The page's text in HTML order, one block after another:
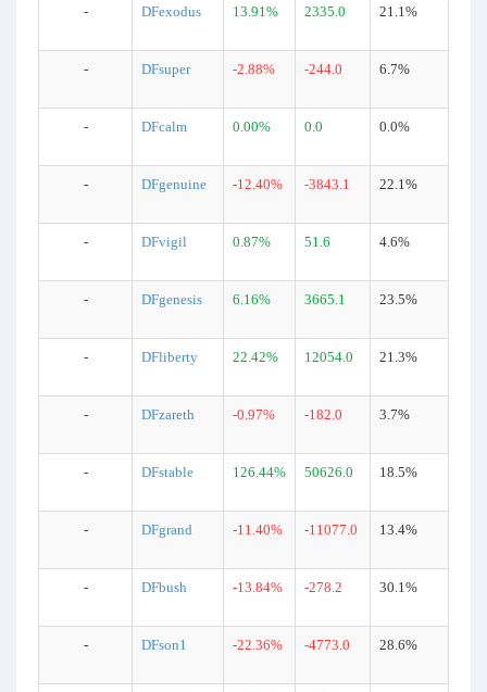
- DFexodus 13.91% 2335.0 21.1%
- DFsuper -2.88% -244.0 6.7%
- DFcalm 0.00% 0.0 0.0%
- DFgenuine -12.40% -3843.1 22.1%
- DFvigil 0.87% 51.6 4.6%
- DFgenesis 6.16% 3665.1 23.5%
- DFliberty 22.42% 12054.0 21.3%
- DFzareth -0.97% -182.0 3.7%
- DFstable 126.44% 50626.0 18.5%
- DFgrand -11.40% -11077.0 13.4%
- DFbush -13.84% -278.2 30.1%
- DFson1 -22.36% -4773.0 28.6%